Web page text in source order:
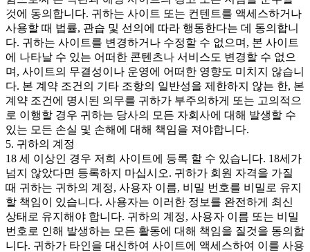
것에 동의합니다. 귀하는 사이트 또는 컨텐트를 액세스하거나
사용할 때 법률, 관습 및 선의에 따라 행동한다는 데 동의합니
다. 귀하는 사이트를 변경하거나 수정할 수 없으며, 본 사이트
에 나타날 수 있는 어떠한 콘텐츠나 서비스도 변경할 수 없으
며, 사이트의 무결성이나 운영에 어떠한 영향도 미치지 않습니
다. 본 계약 조건의 기타 조항의 일반성을 제한하지 않는 한, 본
계약 조건에 명시된 의무를 귀하가 부주의하게 또는 고의적으
로 이행할 경우 귀하는 당사의 모든 자회사에 대해 발생할 수
있는 모든 손실 및 손해에 대해 책임을 져야합니다.
5. 귀하의 계정
18 세 이상인 경우 저희 사이트에 등록 할 수 있습니다. 18세가
넘지 않았다면 등록하지 마십시오. 귀하가 회원 자격을 가질
때 귀하는 귀하의 계정, 사용자 이름, 비밀 번호를 비밀로 유지
할 책임이 있습니다. 사용자는 이러한 정보를 완전하게 최신
상태로 유지해야 합니다. 귀하의 계정, 사용자 이름 또는 비밀
번호로 인해 발생하는 모든 활동에 대해 책임을 질것을 동의합
니다. 귀하가 타인을 대신하여 사이트에 액세스하여 이를 사용